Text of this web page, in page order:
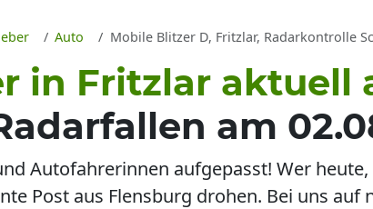
Auto Mobile Blitzer D, Fritzlar, Radarkontrolle
in Fritzlar aktuell
am
Autofahrerinnen aufgepasst! Wer
Post aus Flensburg drohen. Bei uns